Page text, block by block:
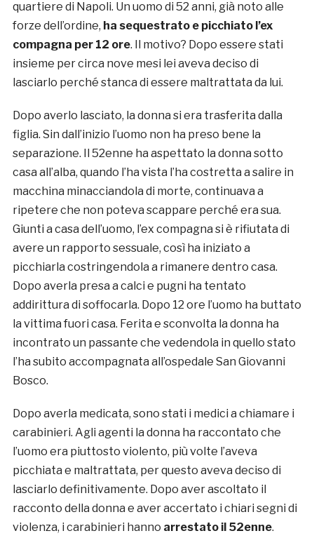
quartiere di Napoli. Un uomo di 52 anni, già noto alle
forze dell’ordine, ha sequestrato e picchiato l’ex
compagna per 12 ore. Il motivo? Dopo essere stati
insieme per circa nove mesi lei aveva deciso di
lasciarlo perché stanca di essere maltrattata da lui.
Dopo averlo lasciato, la donna si era trasferita dalla
figlia. Sin dall’inizio l’uomo non ha preso bene la
separazione. Il 52enne ha aspettato la donna sotto
casa all’alba, quando l’ha vista l’ha costretta a salire in
macchina minacciandola di morte, continuava a
ripetere che non poteva scappare perché era sua.
Giunti a casa dell’uomo, l’ex compagna si è rifiutata di
avere un rapporto sessuale, così ha iniziato a
picchiarla costringendola a rimanere dentro casa.
Dopo averla presa a calci e pugni ha tentato
addirittura di soffocarla. Dopo 12 ore l’uomo ha buttato
la vittima fuori casa. Ferita e sconvolta la donna ha
incontrato un passante che vedendola in quello stato
l’ha subito accompagnata all’ospedale San Giovanni
Bosco.
Dopo averla medicata, sono stati i medici a chiamare i
carabinieri. Agli agenti la donna ha raccontato che
l’uomo era piuttosto violento, più volte l’aveva
picchiata e maltrattata, per questo aveva deciso di
lasciarlo definitivamente. Dopo aver ascoltato il
racconto della donna e aver accertato i chiari segni di
violenza, i carabinieri hanno arrestato il 52enne.